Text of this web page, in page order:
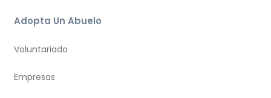
Adopta Un Abuelo
Voluntariado
Empresas